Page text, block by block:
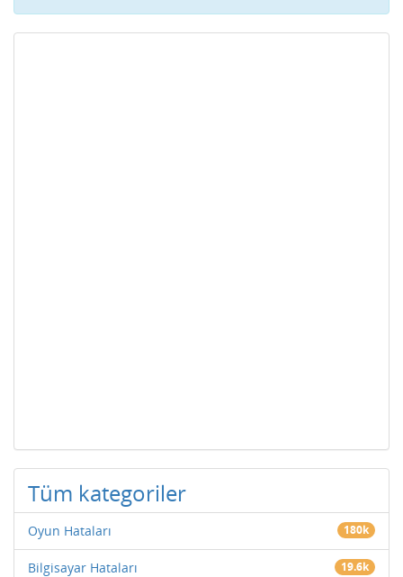
Tüm kategoriler
Oyun Hataları 180k
Bilgisayar Hataları 19.6k